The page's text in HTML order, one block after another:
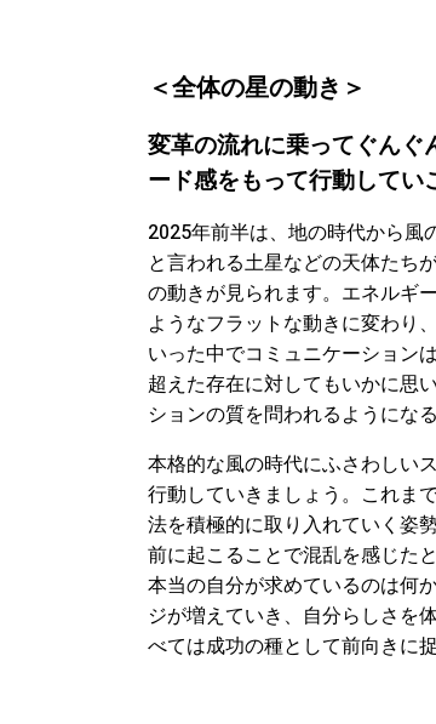
＜全体の星の動き＞
変革の流れに乗ってぐん
ード感をもって行動してい
2025年前半は、地の時代から風
と言われる土星などの天体たち
の動きが見られます。エネルギ
ようなフラットな動きに変わり
いった中でコミュニケーション
超えた存在に対してもいかに思
ションの質を問われるようになる
本格的な風の時代にふさわしい
行動していきましょう。これま
法を積極的に取り入れていく姿
前に起こることで混乱を感じた
本当の自分が求めているのは何
ジが増えていき、自分らしさを
べては成功の種として前向きに